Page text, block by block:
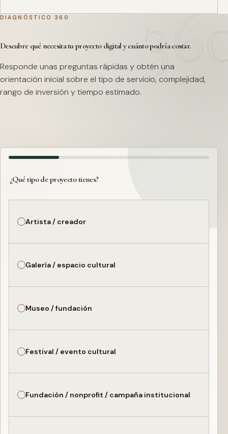
DIAGNÓSTICO 360
Descubre qué necesita tu proyecto digital y cuánto podría costar.
Responde unas preguntas rápidas y obtén una
orientación inicial sobre el tipo de servicio, complejidad,
rango de inversión y tiempo estimado.
¿Qué tipo de proyecto tienes?
Artista / creador
Galería / espacio cultural
Museo / fundación
Festival / evento cultural
Fundación / nonprofit / campaña institucional